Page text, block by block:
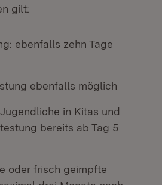
gilt:
ebenfalls zehn Tage
ebenfalls möglich
in Kitas und
bereits ab Tag 5
oder frisch geimpfte